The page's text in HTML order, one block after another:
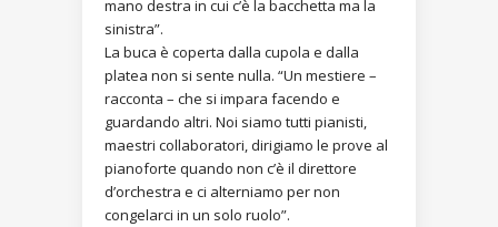
mano destra in cui c’è la bacchetta ma la
sinistra”.
La buca è coperta dalla cupola e dalla
platea non si sente nulla. “Un mestiere –
racconta – che si impara facendo e
guardando altri. Noi siamo tutti pianisti,
maestri collaboratori, dirigiamo le prove al
pianoforte quando non c’è il direttore
d’orchestra e ci alterniamo per non
congelarci in un solo ruolo”.